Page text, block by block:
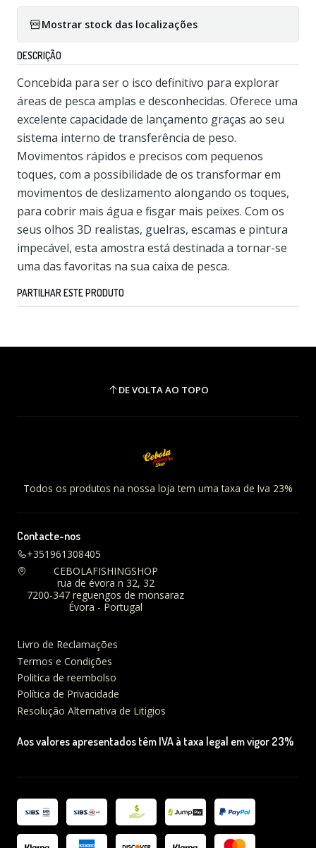
Mostrar stock das localizações
DESCRIÇÃO
Concebida para ser o isco definitivo para explorar
áreas de pesca amplas e desconhecidas. Oferece uma
excelente capacidade de lançamento graças ao seu
sistema interno de transferência de peso.
Movimentos rápidos e precisos com pequenos
toques, com a possibilidade de os transformar em
movimentos de deslizamento alongando os toques,
para cobrir mais água e fisgar mais peixes. Com os
seus olhos 3D realistas, guelras, escamas e pintura
impecável, esta amostra está destinada a tornar-se
uma das favoritas na sua caixa de pesca.
PARTILHAR ESTE PRODUTO
DE VOLTA AO TOPO
Todos os produtos na nossa loja tem uma taxa de Iva 23%
Contacte-nos
+351961308405
CEBOLAFISHINGSHOP
rua de évora n 32, 32
7200-347 reguengos de monsaraz
Évora - Portugal
Livro de Reclamações
Termos e Condições
Politica de reembolso
Política de Privacidade
Resolução Alternativa de Litigios
Aos valores apresentados têm IVA à taxa legal em vigor 23%